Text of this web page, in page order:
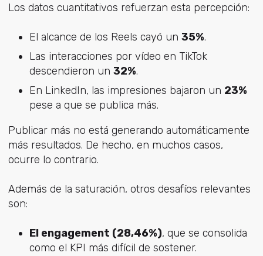
Los datos cuantitativos refuerzan esta percepción:
El alcance de los Reels cayó un 35%.
Las interacciones por vídeo en TikTok
descendieron un 32%.
En LinkedIn, las impresiones bajaron un 23%
pese a que se publica más.
Publicar más no está generando automáticamente
más resultados. De hecho, en muchos casos,
ocurre lo contrario.
Además de la saturación, otros desafíos relevantes
son:
El engagement (28,46%), que se consolida
como el KPI más difícil de sostener.